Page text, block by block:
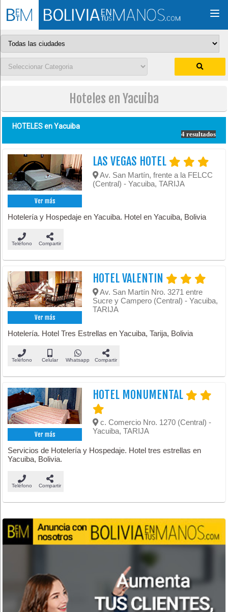
Hoteles en Yacuiba
HOTELES enYacuiba
4 resultados
Ver más
LAS VEGAS HOTEL
Av. San Martín, frente a la FELCC
(Central) - Yacuiba, TARIJA
Hotelería y Hospedaje en Yacuiba. Hotel en Yacuiba, Bolivia
Teléfono Compartir
Ver más
HOTEL VALENTIN
Av. San Martín Nro. 3271 entre
Sucre y Campero (Central) - Yacuiba,
TARIJA
Hotelería. Hotel Tres Estrellas en Yacuiba, Tarija, Bolivia
Teléfono Celular Whatsapp Compartir
Ver más
HOTEL MONUMENTAL
c. Comercio Nro. 1270 (Central) -
Yacuiba, TARIJA
Servicios de Hotelería y Hospedaje. Hotel tres estrellas en
Yacuiba, Bolivia.
Teléfono Compartir